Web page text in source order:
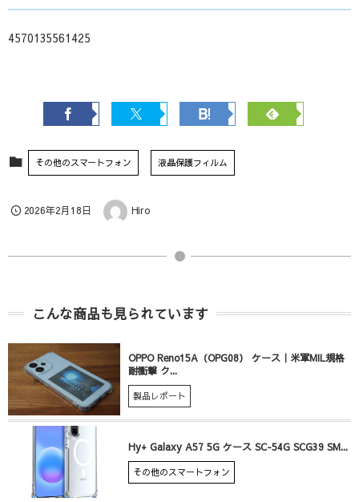
4570135561425
その他のスマートフォン 液晶保護フィルム
2026年2月18日 Hiro
こんな商品も見られています
OPPO Reno15A（OPG08） ケース｜米軍MIL規格
耐衝撃 ク...
製品レポート
Hy+ Galaxy A57 5G ケース SC-54G SCG39 SM...
その他のスマートフォン